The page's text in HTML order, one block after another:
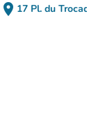
place 17 Pl. du